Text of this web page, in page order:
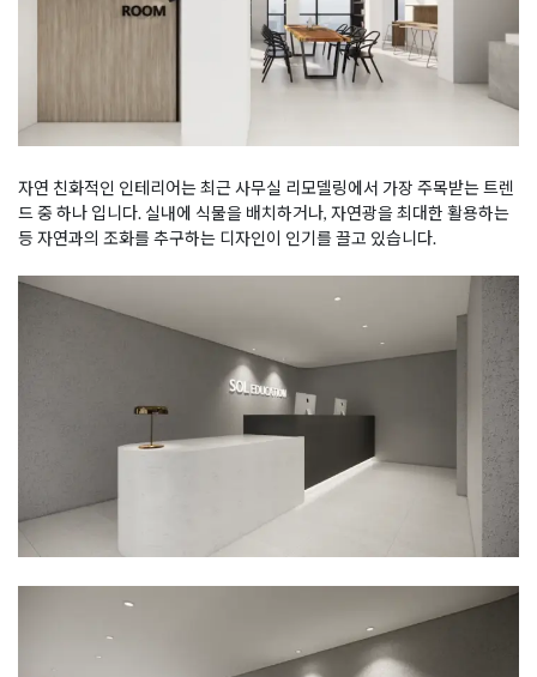
자연 친화적인 인테리어는 최근 사무실 리모델링에서 가장 주목받는 트렌
드 중 하나 입니다. 실내에 식물을 배치하거나, 자연광을 최대한 활용하는
등 자연과의 조화를 추구하는 디자인이 인기를 끌고 있습니다.